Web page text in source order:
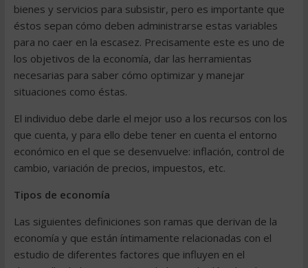
bienes y servicios para subsistir, pero es importante que
éstos sepan cómo deben administrarse estas variables
para no caer en la escasez. Precisamente este es uno de
los objetivos de la economía, dar las herramientas
necesarias para saber cómo optimizar y manejar
situaciones como éstas.
El individuo debe darle el mejor uso a los recursos con los
que cuenta, y para ello debe tener en cuenta el entorno
económico en el que se desenvuelve: inflación, control de
cambio, variación de precios, impuestos, etc.
Tipos de economía
Las siguientes definiciones son ramas que derivan de la
economía y que están íntimamente relacionadas con el
estudio de diferentes factores que influyen en el